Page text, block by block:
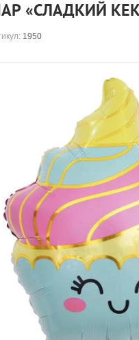
«СЛАДКИЙ
1950